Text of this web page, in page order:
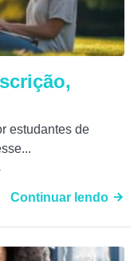
estudantes de
Continuar lendo